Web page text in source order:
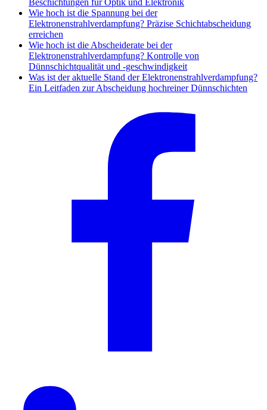
Wie hoch ist die Spannung bei der
Elektronenstrahlverdampfung? Präzise Schichtabscheidung
erreichen
Wie hoch ist die Abscheiderate bei der
Elektronenstrahlverdampfung? Kontrolle von
Dünnschichtqualität und -geschwindigkeit
Was ist der aktuelle Stand der Elektronenstrahlverdampfung?
Ein Leitfaden zur Abscheidung hochreiner Dünnschichten